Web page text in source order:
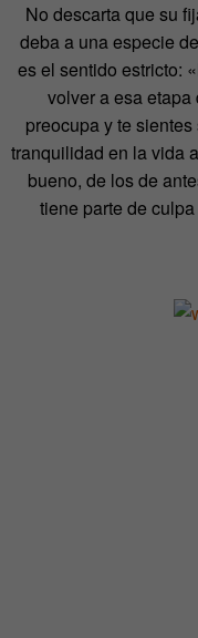
No descarta que su
deba a una especie
es el sentido estricto:
volver a esa
preocupa y te
tranquilidad en la vida
bueno, de los de
tiene parte de